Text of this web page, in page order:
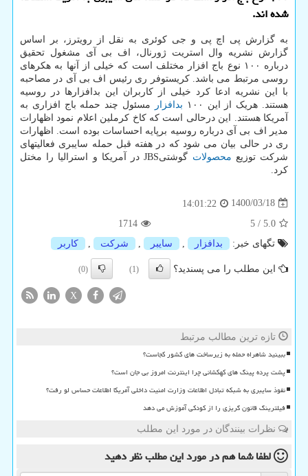
شده اند.
به گزارش پی اچ پی و جی کوئری به نقل از رویترز، بر اساس
گزارش نشریه وال استریت ژورنال، اف بی آی مشغول تحقیق
درباره ۱۰۰ نوع باج افزار مختلف است که خیلی از آنها به هکرهای
روسی مرتبط می باشد. کریستوفر ری رئیس اف بی آی در مصاحبه
با این نشریه ادعا کرد خیلی از کاربران این بدافزارها در روسیه
هستند. هریک از این ۱۰۰
بدافزار
مسئول چند حمله باج افزاری به
آمریکا هستند. این درحالی است که کاخ کرملین اعلام نمود اظهارات
مدیر اف بی آی درباره روسیه برپایه احساسات بوده است. اظهارات
ری در حالی بیان می شود که در هفته قبل حمله سایبری فعالیتهای
شرکت توزیع محصولات
گوشتیJBS در آمریکا و استرالیا را مختل
کرد.
1400/03/18
14:01:22
5.0
/
5
1714
تگهای خبر:
بدافزار , سایبر , شركت , كاربر
این مطلب را می پسندید؟ (1)
(0)
X
تازه ترین مطالب مرتبط
ببینید شاهراه حمله به زیرساخت های کشور کجاست؟
پشت پرده پینگ های کهکشانی چرا اینترنت امروز بی جان است؟
نفوذ سایبری به شبکه تبادل اطلاعات وزارت امنیت داخلی آمریکا اطلاعات حساس لو رفت؟
فیلترینگ قانون گریزی را از کودکی آموزش می دهد
نظرات بینندگان در مورد این مطلب
لطفا شما همدر مورد این مطلبنظر دهید